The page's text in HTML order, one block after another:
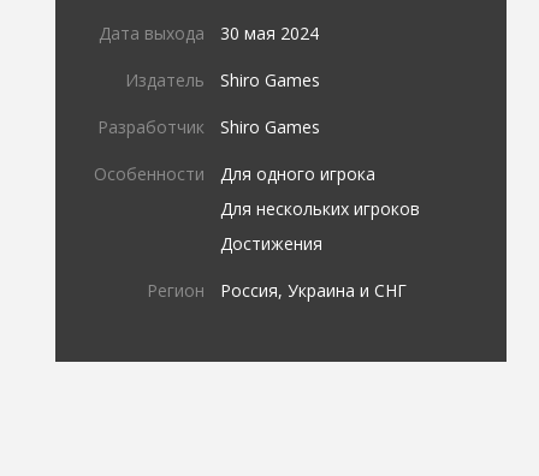
Дата выхода 30 мая 2024
Издатель Shiro Games
Разработчик Shiro Games
Особенности
Для одного игрока
Для нескольких игроков
Достижения
Регион Россия, Украина и СНГ